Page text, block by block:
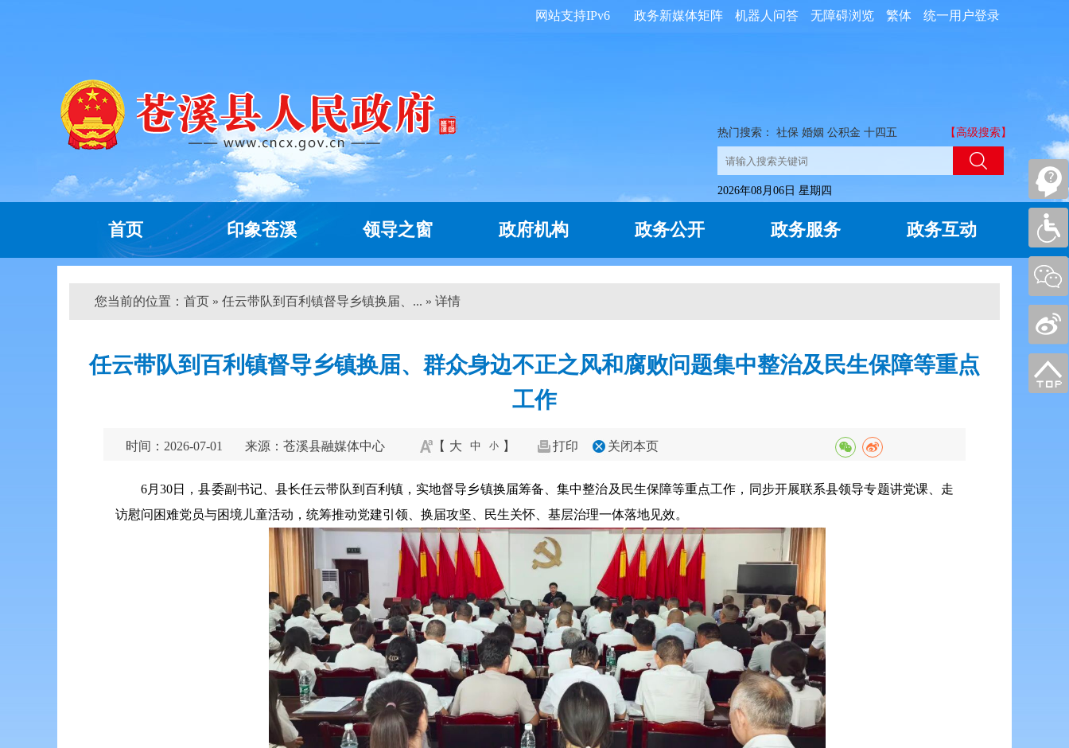
统一用户登录
繁体
无障碍浏览
机器人问答
政务新媒体矩阵
网站支持IPv6
热门搜索： 社保 婚姻 公积金 十四五 【高级搜索】
2026年08月06日 星期四
首页 印象苍溪 领导之窗 政府机构 政务公开 政务服务 政务互动
您当前的位置： 首页 » 任云带队到百利镇督导乡镇换届、... » 详情
任云带队到百利镇督导乡镇换届、群众身边不正之风和腐败问题集中整治及民生保障等重点
工作
时间：2026-07-01 来源：苍溪县融媒体中心 【 大 中 小 】 打印 关闭本页
6月30日，县委副书记、县长任云带队到百利镇，实地督导乡镇换届筹备、集中整治及民生保障等重点工作，同步开展联系县领导专题讲党课、走
访慰问困难党员与困境儿童活动，统筹推动党建引领、换届攻坚、民生关怀、基层治理一体落地见效。